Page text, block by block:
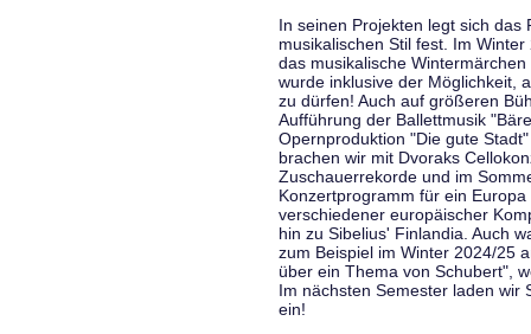
In seinen Projekten legt sich das
musikalischen Stil fest. Im
das musikalische
wurde inklusive der Möglichkeit,
zu dürfen! Auch auf größeren
Aufführung der Ballettmusik
Opernproduktion "Die gute
brachen wir mit Dvoraks
Zuschauerrekorde und im
Konzertprogramm für ein
verschiedener europäischer
hin zu Sibelius' Finlandia. Auch
zum Beispiel im Winter 2024/25
über ein Thema von Schubert",
Im nächsten Semester laden wir
ein!